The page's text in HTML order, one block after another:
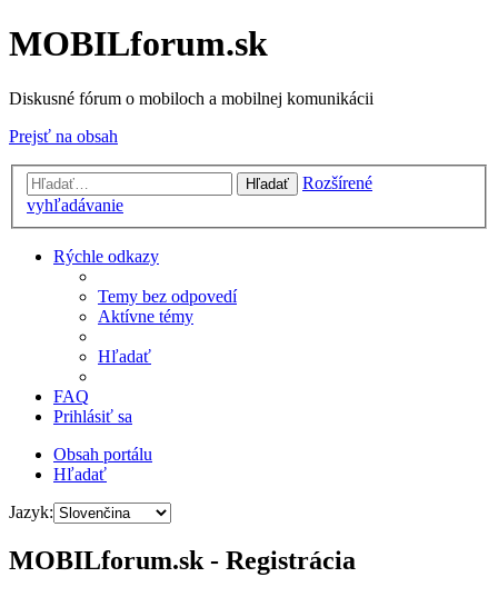
MOBILforum.sk
Diskusné fórum o mobiloch a mobilnej komunikácii
Prejsť na obsah
Hľadať
Rozšírené
vyhľadávanie
Rýchle odkazy
Temy bez odpovedí
Aktívne témy
Hľadať
FAQ
Prihlásiť sa
Obsah portálu
Hľadať
Jazyk:
MOBILforum.sk - Registrácia